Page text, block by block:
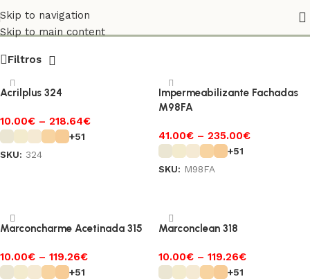
Skip to navigation
Skip to main content
2015
Filtros
Acrilplus 324
10.00€ – 218.64€
+51
SKU: 324
Impermeabilizante Fachadas
M98FA
41.00€ – 235.00€
+51
SKU: M98FA
Marconcharme Acetinada 315
10.00€ – 119.26€
+51
Marconclean 318
10.00€ – 119.26€
+51